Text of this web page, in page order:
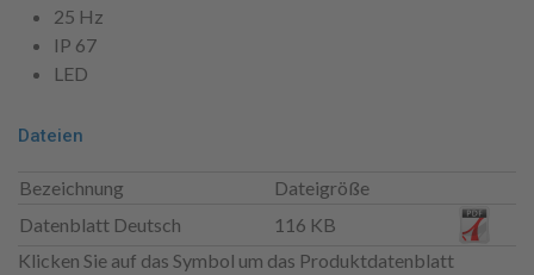
25 Hz
IP 67
LED
Dateien
Bezeichnung
Dateigröße
Datenblatt Deutsch
116 KB
Klicken Sie auf das Symbol um das Produktdatenblatt